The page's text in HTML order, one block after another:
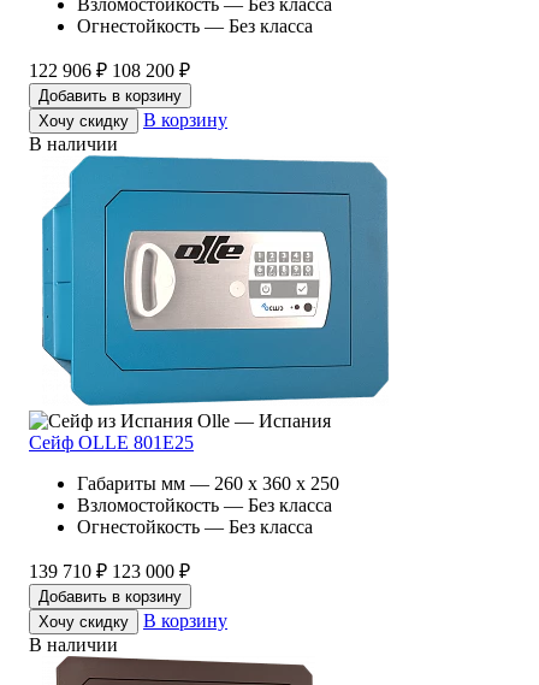
Огнестойкость — Без класса
122 906 ₽ 108 200 ₽
Добавить в корзину
Хочу скидку
В корзину
В наличии
Olle — Испания
Сейф OLLE 801E25
Габариты мм — 260 x 360 x 250
Взломостойкость — Без класса
Огнестойкость — Без класса
139 710 ₽ 123 000 ₽
Добавить в корзину
Хочу скидку
В корзину
В наличии